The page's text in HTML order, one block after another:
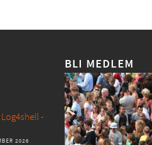
-
2026
BLI MEDLEM